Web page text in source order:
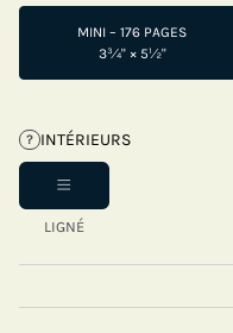
MINI – 176 PAGES
3¾" × 5½"
? INTÉRIEURS
LIGNÉ